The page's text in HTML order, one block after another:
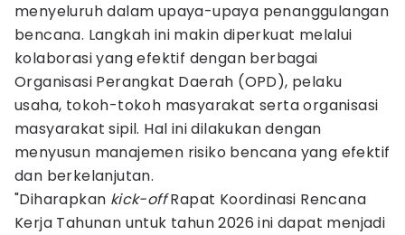
menyeluruh dalam upaya-upaya penanggulangan
bencana. Langkah ini makin diperkuat melalui
kolaborasi yang efektif dengan berbagai
Organisasi Perangkat Daerah (OPD), pelaku
usaha, tokoh-tokoh masyarakat serta organisasi
masyarakat sipil. Hal ini dilakukan dengan
menyusun manajemen risiko bencana yang efektif
dan berkelanjutan.
"Diharapkan kick-offRapat Koordinasi Rencana
Kerja Tahunan untuk tahun 2026 ini dapat menjadi